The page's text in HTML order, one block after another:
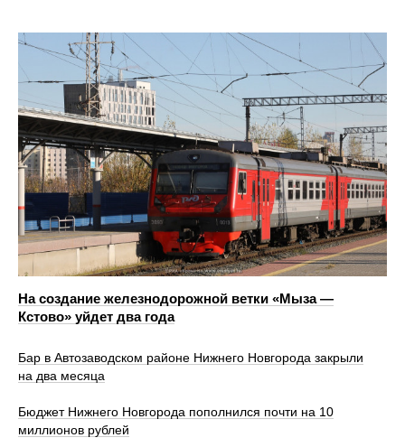
На создание железнодорожной ветки «Мыза —
Кстово» уйдет два года
Бар в Автозаводском районе Нижнего Новгорода закрыли
на два месяца
Бюджет Нижнего Новгорода пополнился почти на 10
миллионов рублей